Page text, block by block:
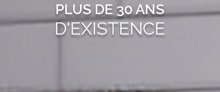
PLUS DE 30 ANS
D'EXISTENCE